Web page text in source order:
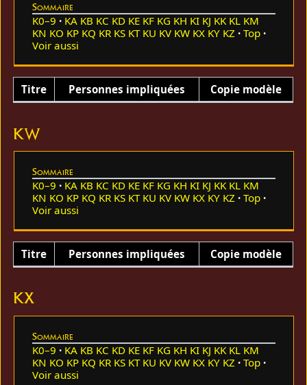
Sommaire
K0–9 KA KB KC KD KE KF KG KH KI KJ KK KL KM
KN KO KP KQ KR KS KT KU KV KW KX KY KZ
Top
Voir aussi
Titre Personnes impliquées Copie modèle
KW
Sommaire
K0–9 KA KB KC KD KE KF KG KH KI KJ KK KL KM
KN KO KP KQ KR KS KT KU KV KW KX KY KZ
Top
Voir aussi
Titre Personnes impliquées Copie modèle
KX
Sommaire
K0–9 KA KB KC KD KE KF KG KH KI KJ KK KL KM
KN KO KP KQ KR KS KT KU KV KW KX KY KZ
Top
Voir aussi